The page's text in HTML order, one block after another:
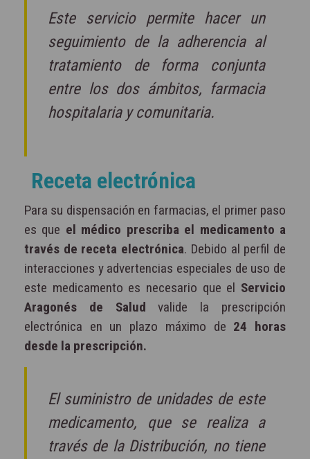
Este servicio permite hacer un
seguimiento de la adherencia al
tratamiento de forma conjunta
entre los dos ámbitos, farmacia
hospitalaria y comunitaria.
Receta electrónica
Para su dispensación en farmacias, el primer paso
es que el médico prescriba el medicamento a
través de receta electrónica. Debido al perfil de
interacciones y advertencias especiales de uso de
este medicamento es necesario que el Servicio
Aragonés de Salud valide la prescripción
electrónica en un plazo máximo de 24 horas
desde la prescripción.
El suministro de unidades de este
medicamento, que se realiza a
través de la Distribución, no tiene